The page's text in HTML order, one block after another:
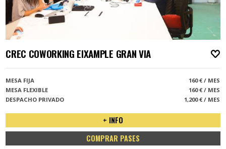
CREC COWORKING EIXAMPLE GRAN VIA
MESA FIJA
160 € / MES
MESA FLEXIBLE
160 € / MES
DESPACHO PRIVADO
1,200 € / MES
+ INFO
COMPRAR PASES